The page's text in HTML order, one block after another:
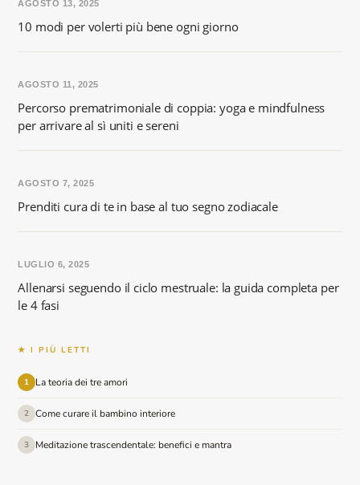
10 modi per volerti più bene ogni giorno
AGOSTO 13, 2025
Percorso prematrimoniale di coppia: yoga e mindfulness
per arrivare al sì uniti e sereni
AGOSTO 11, 2025
Prenditi cura di te in base al tuo segno zodiacale
AGOSTO 7, 2025
Allenarsi seguendo il ciclo mestruale: la guida completa per
le 4 fasi
LUGLIO 6, 2025
★ I PIÙ LETTI
1 La teoria dei tre amori
2 Come curare il bambino interiore
3 Meditazione trascendentale: benefici e mantra